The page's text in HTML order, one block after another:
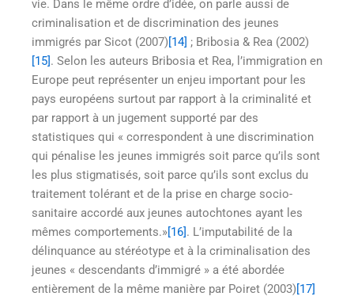
vie. Dans le même ordre d’idée, on parle aussi de
criminalisation et de discrimination des jeunes
immigrés par Sicot (2007)[14] ; Bribosia & Rea (2002)
[15]. Selon les auteurs Bribosia et Rea, l’immigration en
Europe peut représenter un enjeu important pour les
pays européens surtout par rapport à la criminalité et
par rapport à un jugement supporté par des
statistiques qui « correspondent à une discrimination
qui pénalise les jeunes immigrés soit parce qu’ils sont
les plus stigmatisés, soit parce qu’ils sont exclus du
traitement tolérant et de la prise en charge socio-
sanitaire accordé aux jeunes autochtones ayant les
mêmes comportements.»[16]. L’imputabilité de la
délinquance au stéréotype et à la criminalisation des
jeunes « descendants d’immigré » a été abordée
entièrement de la même manière par Poiret (2003)[17]